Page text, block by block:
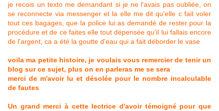
je recois un texto me demandant si je ne l'avais pas oubliée, on
se reconnecte via messenger et la elle me dit qu'elle c fait voler
tout ces bagages, que la police lui as demandé de rester pour la
procédure et de ce faites elle tout dépensée qu'il lui fallais encore
de l'argent, ca a été la goutte d'eau qui a fait déborder le vase
voila ma petite histoire, je voulais vous remercier de tenir un
blog sur ce sujet, plus on en parleras me se sera
merci de m'avoir lu et désolée pour le nombre incalculable
de fautes
Un grand merci à cette lectrice d'avoir témoigné pour que